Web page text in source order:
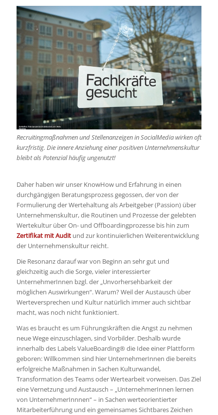
Recruitingmaßnahmen und Stellenanzeigen in SocialMedia wirken oft
kurzfristig. Die innere Anziehung einer positiven Unternehmenskultur
bleibt als Potenzial häufig ungenutzt!
Daher haben wir unser KnowHow und Erfahrung in einen
durchgängigen Beratungsprozess gegossen, der von der
Formulierung der Wertehaltung als Arbeitgeber (Passion) über
Unternehmenskultur, die Routinen und Prozesse der gelebten
Wertekultur über On- und Offboardingprozesse bis hin zum
Zertifikat mit Auditund zur kontinuierlichen Weiterentwicklung
der Unternehmenskultur reicht.
Die Resonanz darauf war von Beginn an sehr gut und
gleichzeitig auch die Sorge, vieler interessierter
UnternehmerInnen bzgl. der „Unvorhersehbarkeit der
möglichen Auswirkungen“. Warum? Weil der Austausch über
Werteversprechen und Kultur natürlich immer auch sichtbar
macht, was noch nicht funktioniert.
Was es braucht es um Führungskräften die Angst zu nehmen
neue Wege einzuschlagen, sind Vorbilder. Deshalb wurde
innerhalb des Labels ValueBoarding® die Idee einer Plattform
geboren: Willkommen sind hier UnternehmerInnen die bereits
erfolgreiche Maßnahmen in Sachen Kulturwandel,
Transformation des Teams oder Wertearbeit vorweisen. Das Ziel
eine Vernetzung und Austausch – „UnternehmerInnen lernen
von UnternehmerInnnen“ – in Sachen werteorientierter
Mitarbeiterführung und ein gemeinsames Sichtbares Zeichen